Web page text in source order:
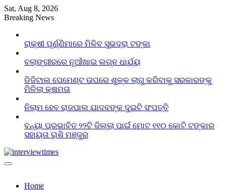
Skip
to
Sat, Aug 8, 2026
Breaking News
ରାକ୍ଷୀ ପୂର୍ଣ୍ଣିମାରେ ମିଳିବ ସୁଭଦ୍ରା ଟଙ୍କା
ବଲାଙ୍ଗୀରରେ ନୂଆଁଖାଇ ଲଗ୍ନ ଧାର୍ଯ୍ୟ
ଡିଜିଟାଲ ପେମେଣ୍ଟ ଉପରେ ଶୁଳ୍କ ଲାଗୁ କରିବାକୁ ସରକାରଙ୍କୁ
ମିଳିଲା କ୍ଷମତା
ନିଲାମ ହେବ ରାଜପାଲ ଯାଦବଙ୍କ ଦୁଇଟି ସଂପତ୍ତି
ବନ୍ୟା ପ୍ରଭାବିତ ୨୨ଟି ଜିଲ୍ଲା ପାଇଁ ମୋଟ ୧୧୦ କୋଟି ଟଙ୍କାର
ସହାୟତା ରାଶି ମଞ୍ଜୁର
Home